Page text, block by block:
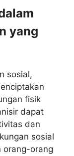
yang
sosial,
fisik
dapat
dan
sosial
orang